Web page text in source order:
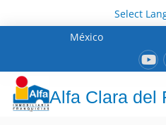
Select
México
Alfa Clara del